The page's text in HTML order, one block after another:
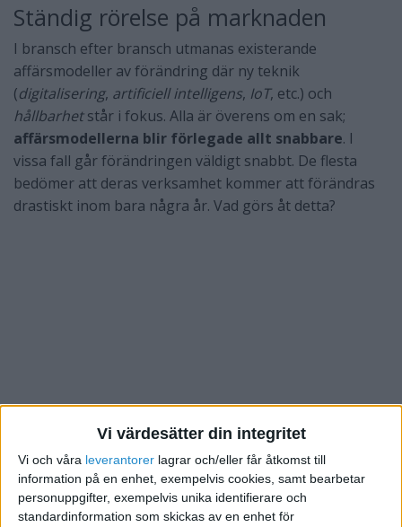
Vi värdesätter din integritet
Vi och våra leverantorer lagrar och/eller får åtkomst till
information på en enhet, exempelvis cookies, samt bearbetar
personuppgifter, exempelvis unika identifierare och
standardinformation som skickas av en enhet för
Ständig rörelse på marknaden
I bransch efter bransch utmanas existerande
affärsmodeller av förändring där ny teknik
(digitalisering, artificiell intelligens, IoT, etc.) och
hållbarhetstår i fokus. Alla är överens om en sak;
affärsmodellerna blir förlegade allt snabbare. I
vissa fall går förändringen väldigt snabbt. De flesta
bedömer att deras verksamhet kommer att förändras
drastiskt inom bara några år. Vad görs åt detta?